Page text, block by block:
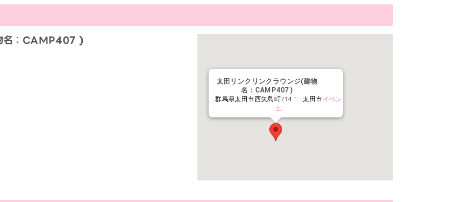
名：CAMP407 )
太田リンクリンクラウンジ(建物
名：CAMP407 )
群馬県太田市西矢島町714-1 - 太田市イベン
ト